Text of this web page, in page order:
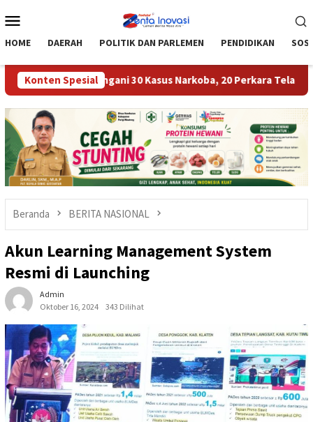
ke
Mobile
HOME DAERAH POLITIK DAN PARLEMEN PENDIDIKAN
Konten Spesial
Tangani 30 Kasus Narkoba, 20 Perkara Telah P21
Beranda BERITA NASIONAL
Akun Learning Management System
Resmi di Launching
Admin
Oktober 16, 2024
343 Dilihat